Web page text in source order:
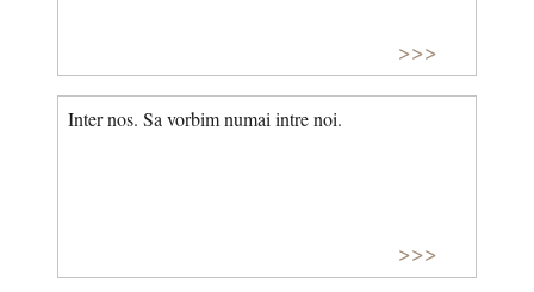
>>>
Inter nos. Sa vorbim numai intre noi.
>>>